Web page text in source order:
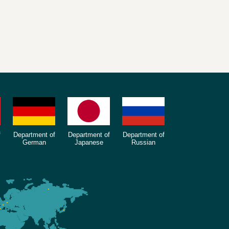
Department of
German
Department of
Japanese
Department of
Russian